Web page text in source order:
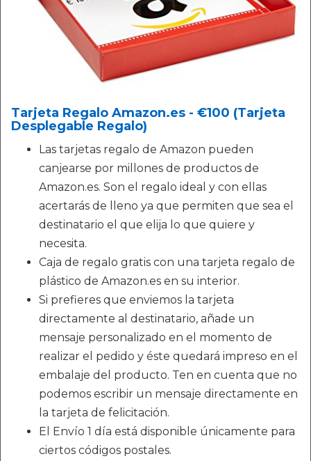
Tarjeta Regalo Amazon.es - €100 (Tarjeta
Desplegable Regalo)
Las tarjetas regalo de Amazon pueden
canjearse por millones de productos de
Amazon.es. Son el regalo ideal y con ellas
acertarás de lleno ya que permiten que sea el
destinatario el que elija lo que quiere y
necesita.
Caja de regalo gratis con una tarjeta regalo de
plástico de Amazon.es en su interior.
Si prefieres que enviemos la tarjeta
directamente al destinatario, añade un
mensaje personalizado en el momento de
realizar el pedido y éste quedará impreso en el
embalaje del producto. Ten en cuenta que no
podemos escribir un mensaje directamente en
la tarjeta de felicitación.
El Envío 1 día está disponible únicamente para
ciertos códigos postales.